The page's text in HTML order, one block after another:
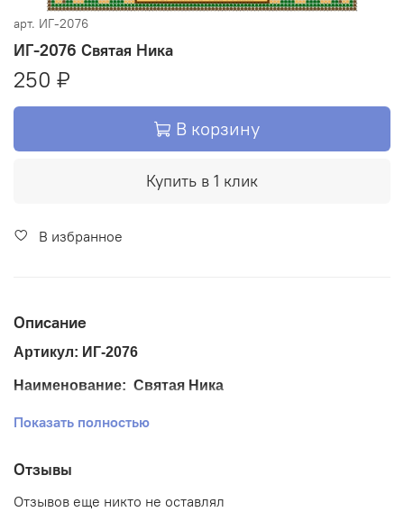
арт. ИГ-2076
ИГ-2076 Святая Ника
250 ₽
В корзину
Купить в 1 клик
В избранное
Описание
Артикул: ИГ-2076
Наименование: Святая Ника
Размер ткани 25*33 см.
Показать полностью
Отзывы
Отзывов еще никто не оставлял